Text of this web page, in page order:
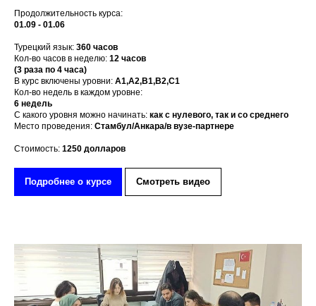
Продолжительность курса:
01.09 - 01.06
Турецкий язык: 360 часов
Кол-во часов в неделю: 12 часов
(3 раза по 4 часа)
В курс включены уровни: А1,А2,В1,В2,С1
Кол-во недель в каждом уровне:
6 недель
С какого уровня можно начинать: как с нулевого, так и со среднего
Место проведения: Стамбул/Анкара/в вузе-партнере
Стоимость: 1250 долларов
Подробнее о курсе Смотреть видео